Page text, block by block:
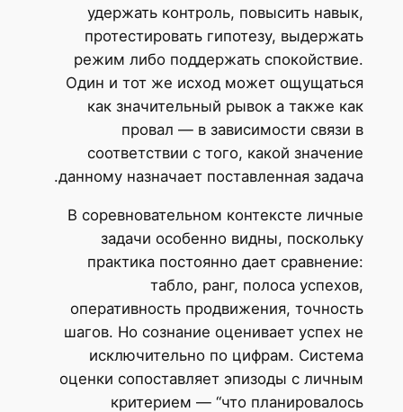
удержать контроль, повысить навык,
протестировать гипотезу, выдержать
режим либо поддержать спокойствие.
Один и тот же исход может ощущаться
как значительный рывок а также как
провал — в зависимости связи в
соответствии с того, какой значение
данному назначает поставленная задача.
В соревновательном контексте личные
задачи особенно видны, поскольку
практика постоянно дает сравнение:
табло, ранг, полоса успехов,
оперативность продвижения, точность
шагов. Но сознание оценивает успех не
исключительно по цифрам. Система
оценки сопоставляет эпизоды с личным
критерием — “что планировалось